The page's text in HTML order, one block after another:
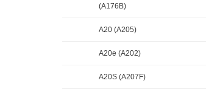
(A176B)
A20 (A205)
A20e (A202)
A20S (A207F)